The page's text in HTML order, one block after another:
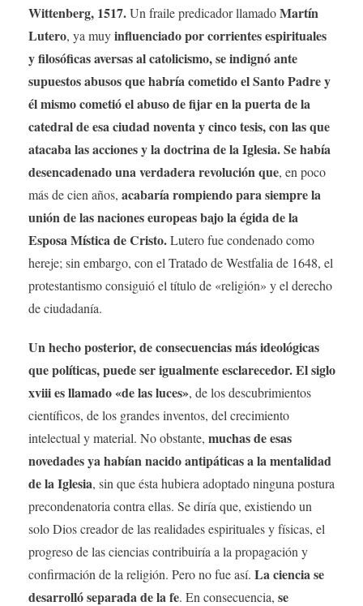
Wittenberg, 1517.Un fraile predicador llamadoMartín
Lutero, ya muyinfluenciado por corrientes espirituales
y filosóficas aversas al catolicismo, se indignó ante
supuestos abusos que habría cometido el Santo Padre y
él mismo cometió el abuso de fijar en la puerta de la
catedral de esa ciudad noventa y cinco tesis, con las que
atacaba las acciones y la doctrina de la Iglesia. Se había
desencadenado una verdadera revolución que, en poco
más de cien años, acabaría rompiendo para siempre la
unión de las naciones europeas bajo la égida de la
Esposa Mística de Cristo.Lutero fue condenado como
hereje; sin embargo, con el Tratado de Westfalia de 1648, el
protestantismo consiguió el título de «religión» y el derecho
de ciudadanía.
Un hecho posterior, de consecuencias más ideológicas
que políticas, puede ser igualmente esclarecedor. El siglo
xviii es llamado «de las luces», de los descubrimientos
científicos, de los grandes inventos, del crecimiento
intelectual y material. No obstante, muchas de esas
novedades ya habían nacido antipáticas a la mentalidad
de la Iglesia, sin que ésta hubiera adoptado ninguna postura
precondenatoria contra ellas. Se diría que, existiendo un
solo Dios creador de las realidades espirituales y físicas, el
progreso de las ciencias contribuiría a la propagación y
confirmación de la religión. Pero no fue así. La ciencia se
desarrolló separada de la fe. En consecuencia, se